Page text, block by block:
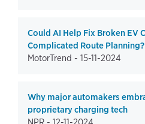
Could AI Help Fix Broken EV
Complicated Route Planning?
MotorTrend - 15-11-2024
Why major automakers
proprietary charging tech